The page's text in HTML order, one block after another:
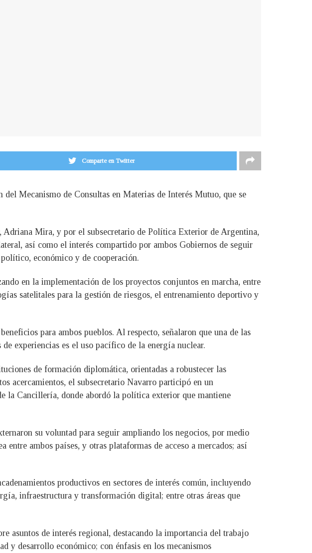
Comparte en Twitter
Mecanismo de Consultas en Materias de Interés Mutuo, que se
Mira, y por el subsecretario de Política Exterior de Argentina,
así como el interés compartido por ambos Gobiernos de seguir
económico y de cooperación.
en la implementación de los proyectos conjuntos en marcha, entre
satelitales para la gestión de riesgos, el entrenamiento deportivo y
para ambos pueblos. Al respecto, señalaron que una de las
experiencias es el uso pacífico de la energía nuclear.
de formación diplomática, orientadas a robustecer las
acercamientos, el subsecretario Navarro participó en un
la Cancillería, donde abordó la política exterior que mantiene
su voluntad para seguir ampliando los negocios, por medio
ambos países, y otras plataformas de acceso a mercados; así
productivos en sectores de interés común, incluyendo
infraestructura y transformación digital; entre otras áreas que
asuntos de interés regional, destacando la importancia del trabajo
y desarrollo económico; con énfasis en los mecanismos